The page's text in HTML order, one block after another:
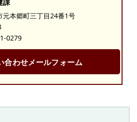
課
本郷町三丁目24番1号
0279
合わせメールフォーム